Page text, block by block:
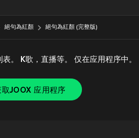
絕句為紅顏 絕句為紅顏 (完整版)
。 K歌，直播等。 仅在应用程序中。
取JOOX 应用程序